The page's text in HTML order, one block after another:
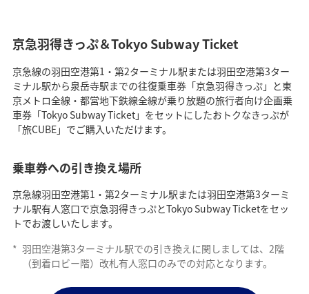
京急羽得きっぷ＆Tokyo Subway Ticket
京急線の羽田空港第1・第2ターミナル駅または羽田空港第3ター
ミナル駅から泉岳寺駅までの往復乗車券「京急羽得きっぷ」と東
京メトロ全線・都営地下鉄線全線が乗り放題の旅行者向け企画乗
車券「Tokyo Subway Ticket」をセットにしたおトクなきっぷが
「旅CUBE」でご購入いただけます。
乗車券への引き換え場所
京急線羽田空港第1・第2ターミナル駅または羽田空港第3ターミ
ナル駅有人窓口で京急羽得きっぷとTokyo Subway Ticketをセッ
トでお渡しいたします。
* 羽田空港第3ターミナル駅での引き換えに関しましては、2階
（到着ロビー階）改札有人窓口のみでの対応となります。